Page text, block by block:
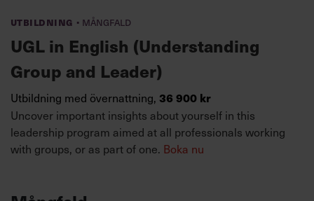
Utbildning · Mångfald
UGL in English (Understanding
Group and Leader)
Utbildning med övernattning, 36 900 kr
Uncover important insights about yourself in this
leadership program aimed at all professionals working
with groups, or as part of one. Boka nu